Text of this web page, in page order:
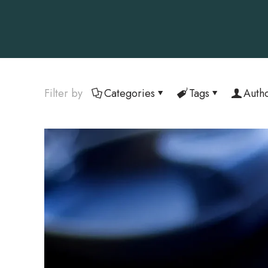
Filter by Categories Tags